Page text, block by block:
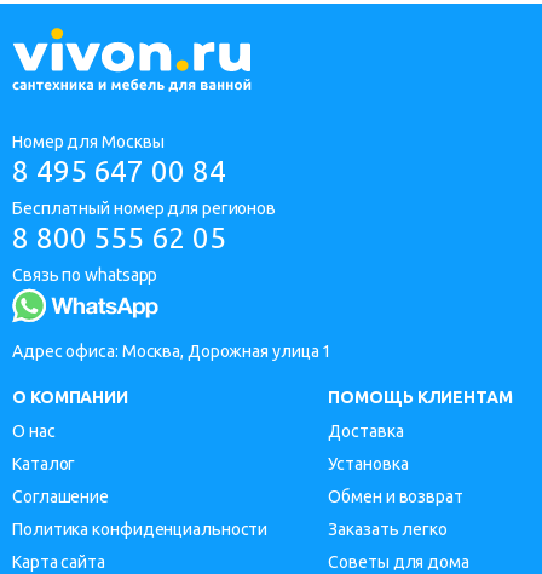
Номер для Москвы
8 495 647 00 84
Бесплатный номер для регионов
8 800 555 62 05
Связь по whatsapp
Адрес офиса: Москва, Дорожная улица 1
О КОМПАНИИ
О нас
Каталог
Соглашение
Политика конфиденциальности
Карта сайта
ПОМОЩЬ КЛИЕНТАМ
Доставка
Установка
Обмен и возврат
Заказать легко
Советы для дома